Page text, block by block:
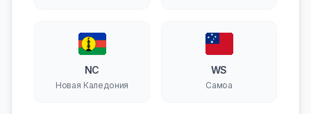
NC
Новая Каледония
WS
Самоа